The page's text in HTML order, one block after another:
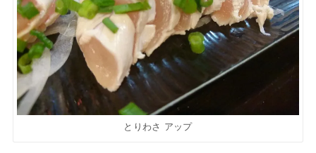
とりわさ アップ